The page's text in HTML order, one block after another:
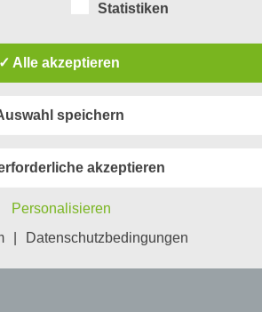
Mittels dieser Datenschutzerklärung
Personen mittels dieser
ihnen zustehenden Rechte
Verantwortlicher zahlreiche
Dennoch können
Schutz nicht gewährleistet werden
betroffenen Person frei,
auf alternativen Wegen,
Statistiken
✓ Alle akzeptieren
speichern
akzeptieren
Personalisieren
Datenschutzbedingungen